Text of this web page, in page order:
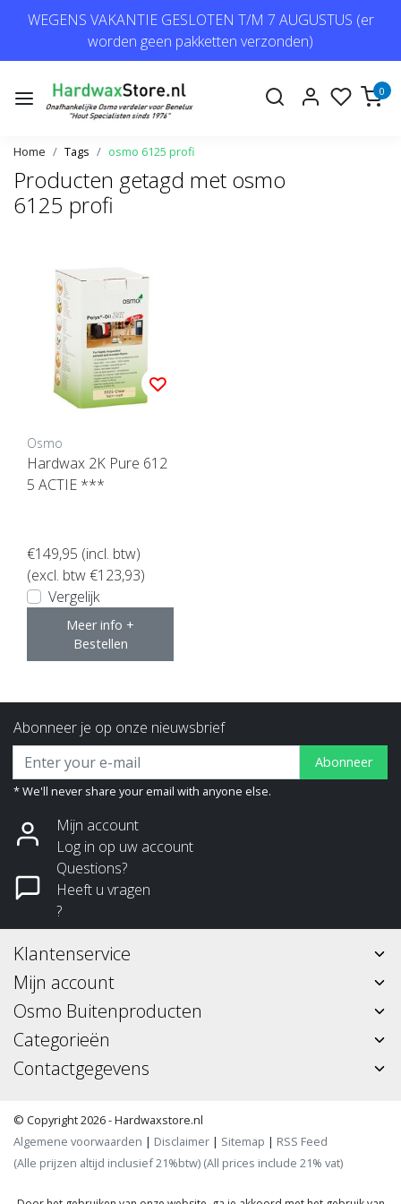
WEGENS VAKANTIE GESLOTEN T/M 7 AUGUSTUS (er
worden geen pakketten verzonden)
0
Home Tags osmo 6125 profi
Producten getagd met osmo
6125 profi
Osmo
Hardwax 2K Pure 612
5 ACTIE ***
€149,95 (incl. btw)
(excl. btw €123,93)
Vergelijk
Meer info +
Bestellen
Abonneer je op onze nieuwsbrief
Abonneer
* We'll never share your email with anyone else.
Mijn account
Log in op uw account
Questions?
Heeft u vragen
?
Klantenservice
Mijn account
Osmo Buitenproducten
Categorieën
Contactgegevens
© Copyright 2026 - Hardwaxstore.nl
Algemene voorwaarden | Disclaimer | Sitemap | RSS Feed
(Alle prijzen altijd inclusief 21%btw) (All prices include 21% vat)